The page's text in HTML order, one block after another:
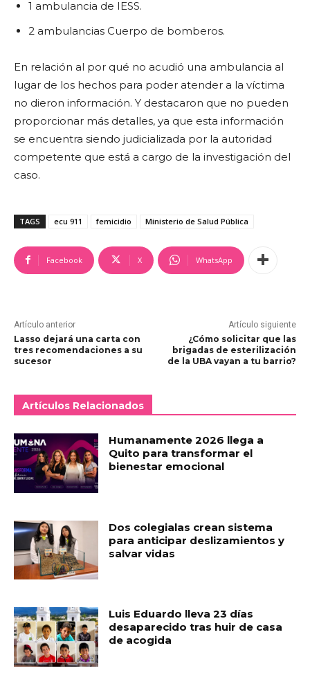
1 ambulancia de IESS.
2 ambulancias Cuerpo de bomberos.
En relación al por qué no acudió una ambulancia al
lugar de los hechos para poder atender a la víctima
no dieron información. Y destacaron que no pueden
proporcionar más detalles, ya que esta información
se encuentra siendo judicializada por la autoridad
competente que está a cargo de la investigación del
caso.
TAGS ecu 911 femicidio Ministerio de Salud Pública
Facebook X WhatsApp
Artículo anterior
Lasso dejará una carta con
tres recomendaciones a su
sucesor
Artículo siguiente
¿Cómo solicitar que las
brigadas de esterilización
de la UBA vayan a tu barrio?
Artículos Relacionados
Humanamente 2026 llega a
Quito para transformar el
bienestar emocional
Dos colegialas crean sistema
para anticipar deslizamientos y
salvar vidas
Luis Eduardo lleva 23 días
desaparecido tras huir de casa
de acogida